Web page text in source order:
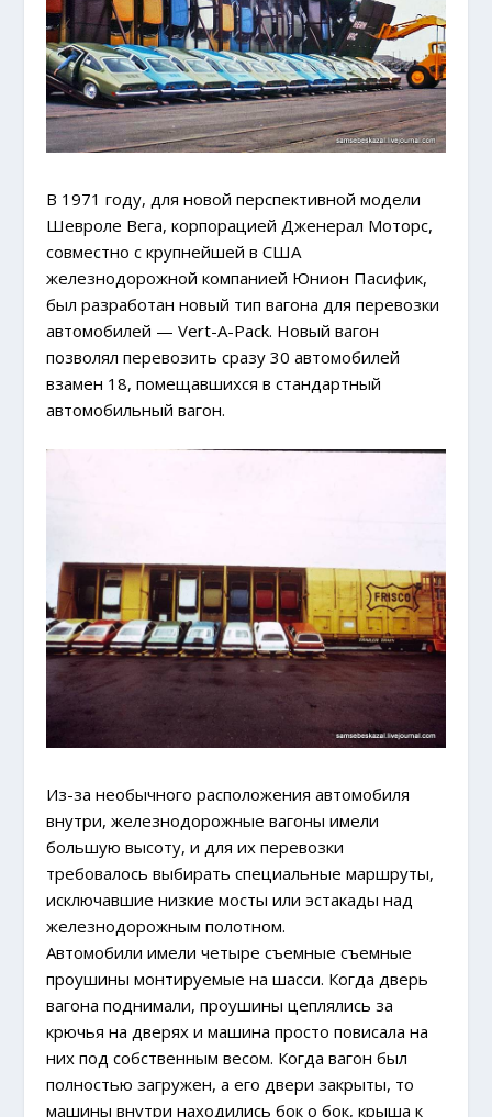
В 1971 году, для новой перспективной модели
Шевроле Вега, корпорацией Дженерал Моторс,
совместно с крупнейшей в США
железнодорожной компанией Юнион Пасифик,
был разработан новый тип вагона для перевозки
автомобилей — Vert-A-Pack. Новый вагон
позволял перевозить сразу 30 автомобилей
взамен 18, помещавшихся в стандартный
автомобильный вагон.
Из-за необычного расположения автомобиля
внутри, железнодорожные вагоны имели
большую высоту, и для их перевозки
требовалось выбирать специальные маршруты,
исключавшие низкие мосты или эстакады над
железнодорожным полотном.
Автомобили имели четыре съемные съемные
проушины монтируемые на шасси. Когда дверь
вагона поднимали, проушины цеплялись за
крючья на дверях и машина просто повисала на
них под собственным весом. Когда вагон был
полностью загружен, а его двери закрыты, то
машины внутри находились бок о бок, крыша к